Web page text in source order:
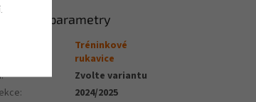
parametry
Tréninkové
rukavice
:
Zvolte variantu
:
2024/2025